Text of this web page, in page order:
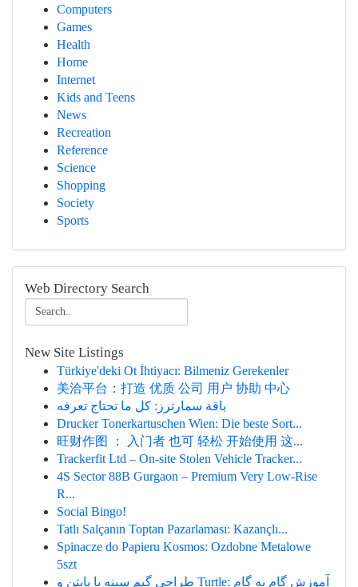
Computers
Games
Health
Home
Internet
Kids and Teens
News
Recreation
Reference
Science
Shopping
Society
Sports
Web Directory Search
New Site Listings
Türkiye'deki Ot İhtiyacı: Bilmeniz Gerekenler
美洽平台：打造 优质 公司 用户 协助 中心
باقة سمارترز: كل ما تحتاج تعرفه
Drucker Tonerkartuschen Wien: Die beste Sort...
旺财作图 ： 入门者 也可 轻松 开始使用 这...
Trackerfit Ltd – On-site Stolen Vehicle Tracker...
4S Sector 88B Gurgaon – Premium Very Low-Rise
R...
Social Bingo!
Tatlı Salçanın Toptan Pazarlaması: Kazançlı...
Spinacze do Papieru Kosmos: Ozdobne Metalowe
5szt
طراحی گیم سینه با پایتن و Turtle: آموزش گام به گام